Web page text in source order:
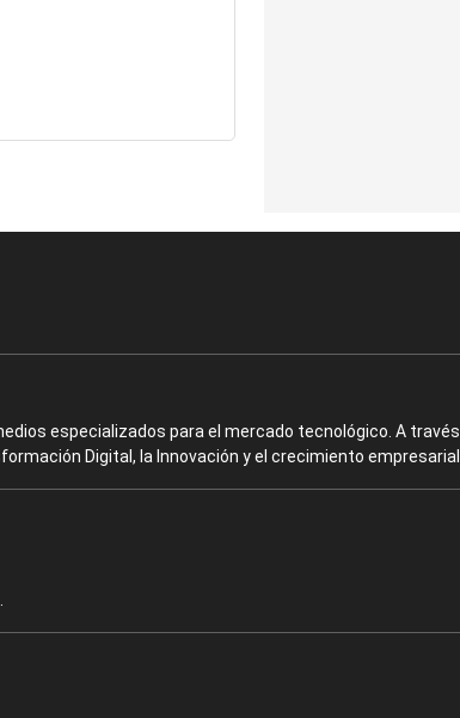
especializados para el mercado tecnológico. A
Digital, la Innovación y el crecimiento empresarial.